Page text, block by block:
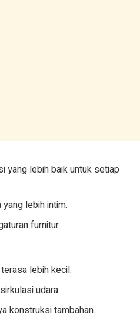
yang lebih baik untuk setiap
lebih intim.
furnitur.
lebih kecil.
udara.
konstruksi tambahan.